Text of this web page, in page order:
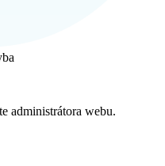
administrátora webu.